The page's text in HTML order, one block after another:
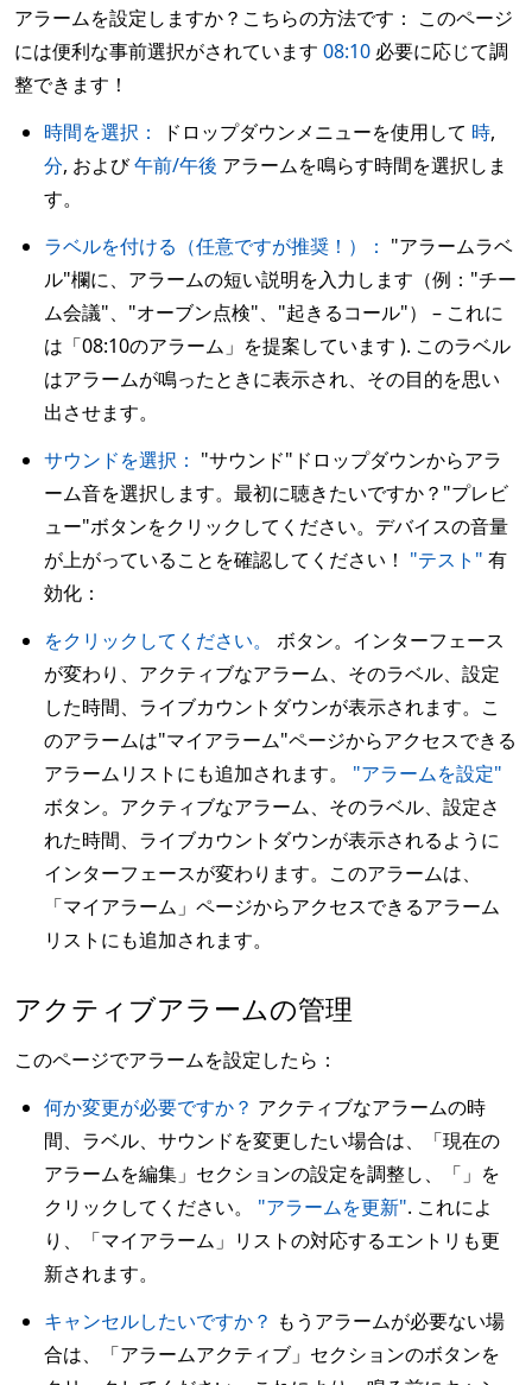
アラームを設定しますか？こちらの方法です： このページ
には便利な事前選択がされています 08:10 必要に応じて調
整できます！
時間を選択：
ドロップダウンメニューを使用して 時,
分, および午前/午後 アラームを鳴らす時間を選択しま
す。
ラベルを付ける（任意ですが推奨！）： "アラームラベ
ル"欄に、アラームの短い説明を入力します（例："チー
ム会議"、"オーブン点検"、"起きるコール"） – これに
は「08:10のアラーム」を提案しています ). このラベル
はアラームが鳴ったときに表示され、その目的を思い
出させます。
サウンドを選択： "サウンド"ドロップダウンからアラ
ーム音を選択します。最初に聴きたいですか？"プレビ
ュー"ボタンをクリックしてください。デバイスの音量
が上がっていることを確認してください！ "テスト" 有
効化：
をクリックしてください。
ボタン。インターフェース
が変わり、アクティブなアラーム、そのラベル、設定
した時間、ライブカウントダウンが表示されます。こ
のアラームは"マイアラーム"ページからアクセスできる
アラームリストにも追加されます。 "アラームを設定"
ボタン。アクティブなアラーム、そのラベル、設定さ
れた時間、ライブカウントダウンが表示されるように
インターフェースが変わります。このアラームは、
「マイアラーム」ページからアクセスできるアラーム
リストにも追加されます。
アクティブアラームの管理
このページでアラームを設定したら：
何か変更が必要ですか？ アクティブなアラームの時
間、ラベル、サウンドを変更したい場合は、「現在の
アラームを編集」セクションの設定を調整し、「」を
クリックしてください。 "アラームを更新". これによ
り、「マイアラーム」リストの対応するエントリも更
新されます。
キャンセルしたいですか？ もうアラームが必要ない場
合は、「アラームアクティブ」セクションのボタンを